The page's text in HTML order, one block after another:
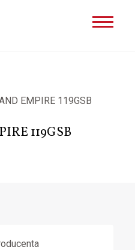
EMPIRE 119GSB
119GSB